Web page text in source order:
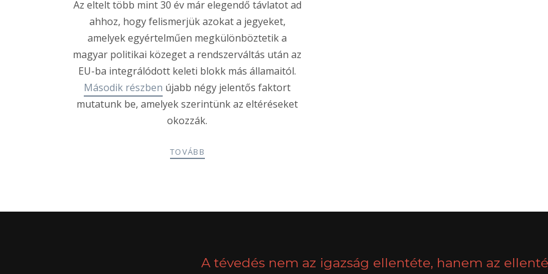
Az eltelt több mint 30 év már elegendő távlatot ad
ahhoz, hogy felismerjük azokat a jegyeket,
amelyek egyértelműen megkülönböztetik a
magyar politikai közeget a rendszerváltás után az
EU-ba integrálódott keleti blokk más államaitól.
Második részben újabb négy jelentős faktort
mutatunk be, amelyek szerintünk az eltéréseket
okozzák.
TOVÁBB
A tévedés nem az igazság ellentéte, hanem az